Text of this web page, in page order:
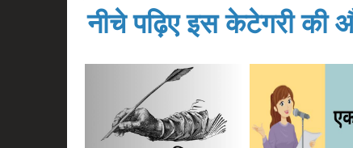
नीचे पढ़िए इस केटेगरी की